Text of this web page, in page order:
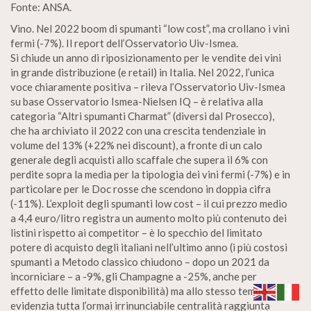
Fonte: ANSA.
Vino. Nel 2022 boom di spumanti “low cost”, ma crollano i vini
fermi (-7%). Il report dell’Osservatorio Uiv-Ismea.
Si chiude un anno di riposizionamento per le vendite dei vini
in grande distribuzione (e retail) in Italia. Nel 2022, l’unica
voce chiaramente positiva – rileva l’Osservatorio Uiv-Ismea
su base Osservatorio Ismea-Nielsen IQ – è relativa alla
categoria “Altri spumanti Charmat” (diversi dal Prosecco),
che ha archiviato il 2022 con una crescita tendenziale in
volume del 13% (+22% nei discount), a fronte di un calo
generale degli acquisti allo scaffale che supera il 6% con
perdite sopra la media per la tipologia dei vini fermi (-7%) e in
particolare per le Doc rosse che scendono in doppia cifra
(-11%). L’exploit degli spumanti low cost – il cui prezzo medio
a 4,4 euro/litro registra un aumento molto più contenuto dei
listini rispetto ai competitor – è lo specchio del limitato
potere di acquisto degli italiani nell’ultimo anno (i più costosi
spumanti a Metodo classico chiudono – dopo un 2021 da
incorniciare – a -9%, gli Champagne a -25%, anche per
effetto delle limitate disponibilità) ma allo stesso tempo
evidenzia tutta l’ormai irrinunciabile centralità raggiunta